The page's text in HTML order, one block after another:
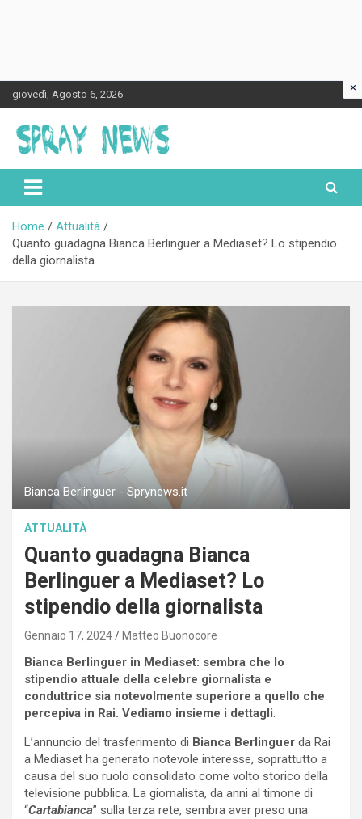
Skip
to
content
giovedì, Agosto 6, 2026
Spraynews.it
Home
Attualità
Quanto guadagna Bianca Berlinguer a Mediaset? Lo stipendio
della giornalista
Bianca Berlinguer - Sprynews.it
ATTUALITÀ
Quanto guadagna Bianca
Berlinguer a Mediaset? Lo
stipendio della giornalista
Gennaio 17, 2024 Matteo Buonocore
Bianca Berlinguer in Mediaset: sembra che lo
stipendio attuale della celebre giornalista e
conduttrice sia notevolmente superiore a quello che
percepiva in Rai. Vediamo insieme i dettagli.
L’annuncio del trasferimento di Bianca Berlinguer da Rai
a Mediaset ha generato notevole interesse, soprattutto a
causa del suo ruolo consolidato come volto storico della
televisione pubblica. La giornalista, da anni al timone di
“Cartabianca” sulla terza rete, sembra aver preso una
×